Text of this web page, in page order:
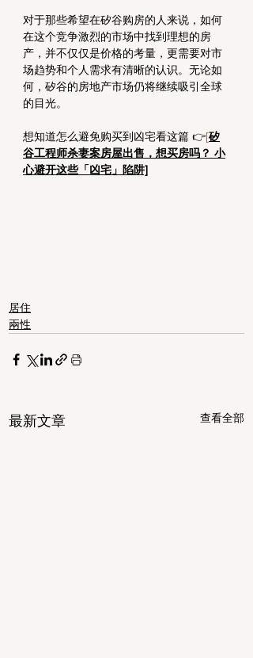
对于那些希望在矽谷购房的人来说，如何
在这个竞争激烈的市场中找到理想的房
产，并不仅仅是价格的考量，更需要对市
场趋势和个人需求有清晰的认识。无论如
何，矽谷的房地产市场仍将继续吸引全球
的目光。
想知道怎么避免购买到凶宅看这篇 👉[矽
谷工程师杀妻案房屋出售，想买房吗？ 小
心避开这些「凶宅」陷阱]
居住
兩性
最新文章 查看全部